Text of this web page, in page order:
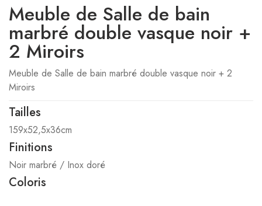
Meuble de Salle de bain
marbré double vasque noir +
2 Miroirs
Meuble de Salle de bain marbré double vasque noir + 2
Miroirs
Tailles
159x52,5x36cm
Finitions
Noir marbré / Inox doré
Coloris